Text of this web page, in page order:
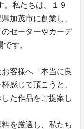
。私たちは、１９
加茂市に創業し、
セーターやカーデ
す。
客様へ「本当に良
感じて頂こうと、
た作品をご提案し
を厳選し、私たち